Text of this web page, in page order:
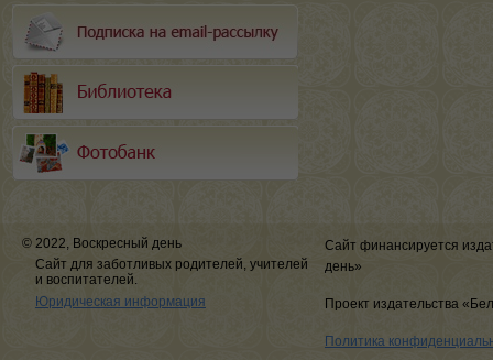
© 2022, Воскресный день
Сайт для заботливых родителей, учителей
и воспитателей.
Юридическая информация
Сайт финансируется
день»
Проект издательства
Политика